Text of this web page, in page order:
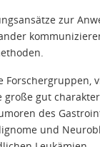
zur
gut
des
und